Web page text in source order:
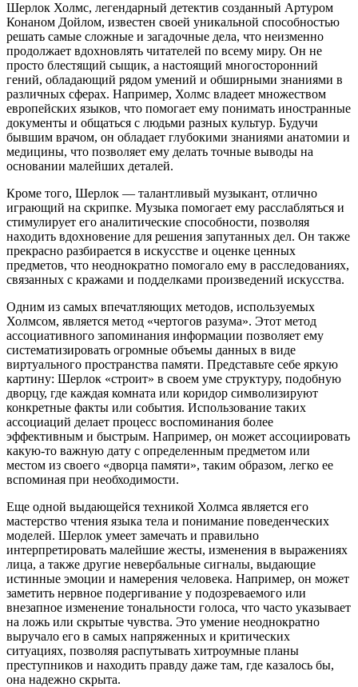
Шерлок Холмс, легендарный детектив созданный Артуром
Конаном Дойлом, известен своей уникальной способностью
решать самые сложные и загадочные дела, что неизменно
продолжает вдохновлять читателей по всему миру. Он не
просто блестящий сыщик, а настоящий многосторонний
гений, обладающий рядом умений и обширными знаниями в
различных сферах. Например, Холмс владеет множеством
европейских языков, что помогает ему понимать иностранные
документы и общаться с людьми разных культур. Будучи
бывшим врачом, он обладает глубокими знаниями анатомии и
медицины, что позволяет ему делать точные выводы на
основании малейших деталей.
Кроме того, Шерлок — талантливый музыкант, отлично
играющий на скрипке. Музыка помогает ему расслабляться и
стимулирует его аналитические способности, позволяя
находить вдохновение для решения запутанных дел. Он также
прекрасно разбирается в искусстве и оценке ценных
предметов, что неоднократно помогало ему в расследованиях,
связанных с кражами и подделками произведений искусства.
Одним из самых впечатляющих методов, используемых
Холмсом, является метод «чертогов разума». Этот метод
ассоциативного запоминания информации позволяет ему
систематизировать огромные объемы данных в виде
виртуального пространства памяти. Представьте себе яркую
картину: Шерлок «строит» в своем уме структуру, подобную
дворцу, где каждая комната или коридор символизируют
конкретные факты или события. Использование таких
ассоциаций делает процесс воспоминания более
эффективным и быстрым. Например, он может ассоциировать
какую-то важную дату с определенным предметом или
местом из своего «дворца памяти», таким образом, легко ее
вспоминая при необходимости.
Еще одной выдающейся техникой Холмса является его
мастерство чтения языка тела и понимание поведенческих
моделей. Шерлок умеет замечать и правильно
интерпретировать малейшие жесты, изменения в выражениях
лица, а также другие невербальные сигналы, выдающие
истинные эмоции и намерения человека. Например, он может
заметить нервное подергивание у подозреваемого или
внезапное изменение тональности голоса, что часто указывает
на ложь или скрытые чувства. Это умение неоднократно
выручало его в самых напряженных и критических
ситуациях, позволяя распутывать хитроумные планы
преступников и находить правду даже там, где казалось бы,
она надежно скрыта.